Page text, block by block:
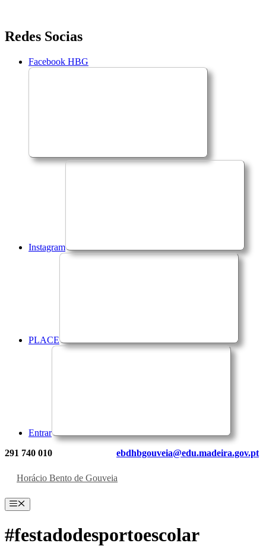
Saltar
para
conteúdo
Redes Socias
Facebook HBG
Instagram
PLACE
Entrar
291 740 010 ebdhbgouveia@edu.madeira.gov.pt
Horácio Bento de Gouveia
Menu
#festadodesportoescolar